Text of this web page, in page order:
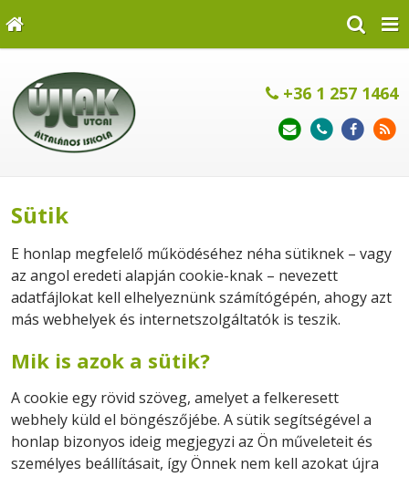
+36 1 257 1464
Sütik
E honlap megfelelő működéséhez néha sütiknek – vagy
az angol eredeti alapján cookie-knak – nevezett
adatfájlokat kell elhelyeznünk számítógépén, ahogy azt
más webhelyek és internetszolgáltatók is teszik.
Mik is azok a sütik?
A cookie egy rövid szöveg, amelyet a felkeresett
webhely küld el böngészőjébe. A sütik segítségével a
honlap bizonyos ideig megjegyzi az Ön műveleteit és
személyes beállításait, így Önnek nem kell azokat újra